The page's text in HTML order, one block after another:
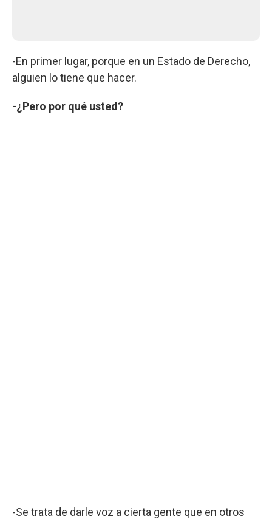
-En primer lugar, porque en un Estado de Derecho,
alguien lo tiene que hacer.
-¿Pero por qué usted?
-Se trata de darle voz a cierta gente que en otros